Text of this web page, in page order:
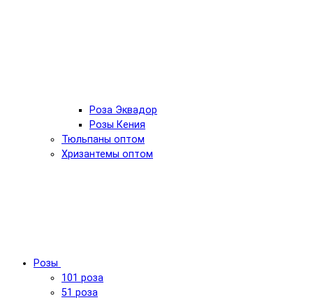
Роза Эквадор
Розы Кения
Тюльпаны оптом
Хризантемы оптом
Розы
101 роза
51 роза